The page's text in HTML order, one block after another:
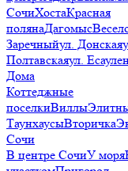
СочиХостаКрасная
полянаДагомыс
Заречныйул. Донская
Полтавскаяул.
Дома
Коттеджные
поселкиВиллы
ТаунхаусыВторичка
Сочи
В центре СочиУ моря